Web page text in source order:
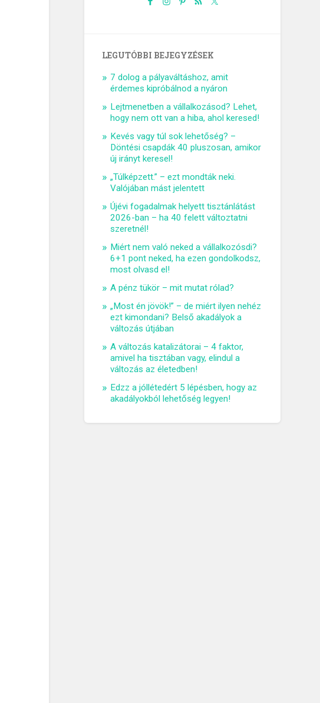
LEGUTÓBBI BEJEGYZÉSEK
7 dolog a pályaváltáshoz, amit
érdemes kipróbálnod a nyáron
Lejtmenetben a vállalkozásod? Lehet,
hogy nem ott van a hiba, ahol keresed!
Kevés vagy túl sok lehetőség? –
Döntési csapdák 40 pluszosan, amikor
új irányt keresel!
„Túlképzett.” – ezt mondták neki.
Valójában mást jelentett
Újévi fogadalmak helyett tisztánlátást
2026-ban – ha 40 felett változtatni
szeretnél!
Miért nem való neked a vállalkozósdi?
6+1 pont neked, ha ezen gondolkodsz,
most olvasd el!
A pénz tükör – mit mutat rólad?
„Most én jövök!” – de miért ilyen nehéz
ezt kimondani? Belső akadályok a
változás útjában
A változás katalizátorai – 4 faktor,
amivel ha tisztában vagy, elindul a
változás az életedben!
Edzz a jóllétedért 5 lépésben, hogy az
akadályokból lehetőség legyen!